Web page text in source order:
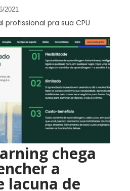
2021
profissional pra sua CPU
chega
a
lacuna de